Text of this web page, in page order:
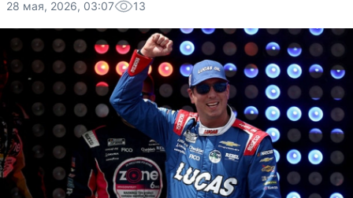
28 мая, 2026, 03:07 13